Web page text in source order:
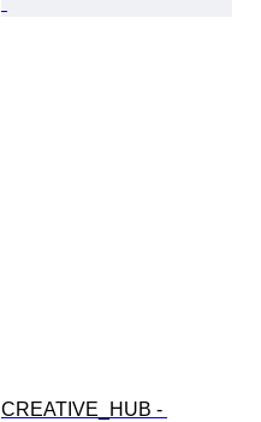
CREATIVE_HUB -